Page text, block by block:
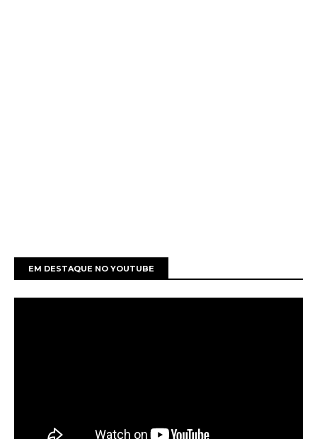
EM DESTAQUE NO YOUTUBE